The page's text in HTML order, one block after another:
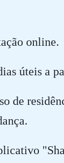
online.
úteis a
de